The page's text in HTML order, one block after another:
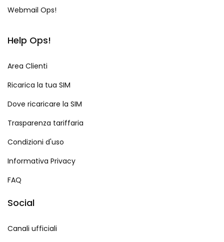
Webmail Ops!
Help Ops!
Area Clienti
Ricarica la tua SIM
Dove ricaricare la SIM
Trasparenza tariffaria
Condizioni d'uso
Informativa Privacy
FAQ
Social
Canali ufficiali